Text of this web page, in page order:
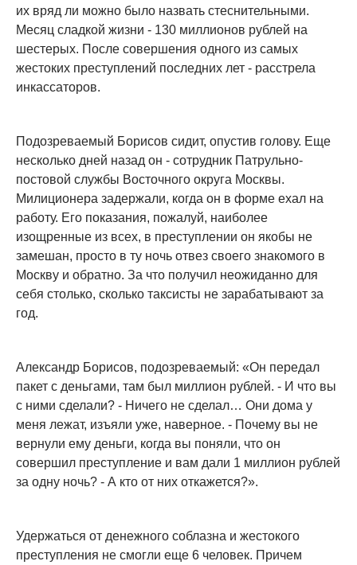
их вряд ли можно было назвать стеснительными.
Месяц сладкой жизни - 130 миллионов рублей на
шестерых. После совершения одного из самых
жестоких преступлений последних лет - расстрела
инкассаторов.
Подозреваемый Борисов сидит, опустив голову. Еще
несколько дней назад он - сотрудник Патрульно-
постовой службы Восточного округа Москвы.
Милиционера задержали, когда он в форме ехал на
работу. Его показания, пожалуй, наиболее
изощренные из всех, в преступлении он якобы не
замешан, просто в ту ночь отвез своего знакомого в
Москву и обратно. За что получил неожиданно для
себя столько, сколько таксисты не зарабатывают за
год.
Александр Борисов, подозреваемый: «Он передал
пакет с деньгами, там был миллион рублей. - И что вы
с ними сделали? - Ничего не сделал… Они дома у
меня лежат, изъяли уже, наверное. - Почему вы не
вернули ему деньги, когда вы поняли, что он
совершил преступление и вам дали 1 миллион рублей
за одну ночь? - А кто от них откажется?».
Удержаться от денежного соблазна и жестокого
преступления не смогли еще 6 человек. Причем